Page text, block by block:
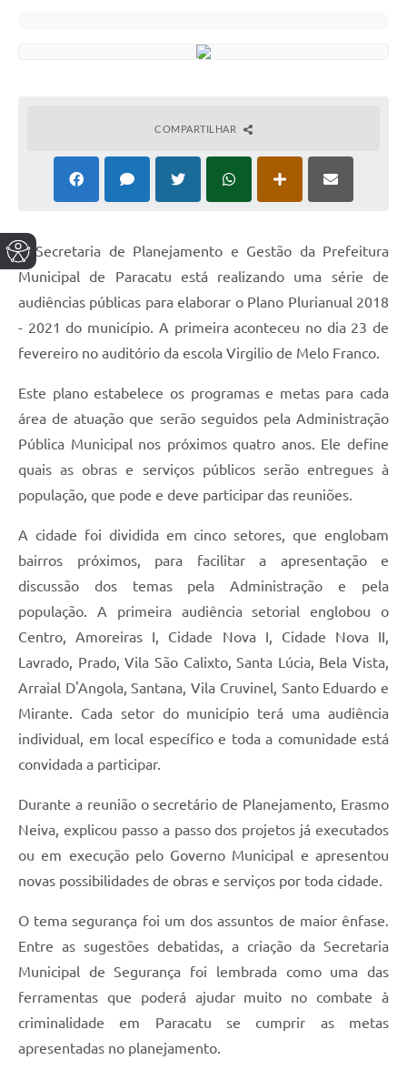
COMPARTILHAR
A Secretaria de Planejamento e Gestão da Prefeitura
Municipal de Paracatu está realizando uma série de
audiências públicas para elaborar o Plano Plurianual 2018
- 2021 do município. A primeira aconteceu no dia 23 de
fevereiro no auditório da escola Virgilio de Melo Franco.
Este plano estabelece os programas e metas para cada
área de atuação que serão seguidos pela Administração
Pública Municipal nos próximos quatro anos. Ele define
quais as obras e serviços públicos serão entregues à
população, que pode e deve participar das reuniões.
A cidade foi dividida em cinco setores, que englobam
bairros próximos, para facilitar a apresentação e
discussão dos temas pela Administração e pela
população. A primeira audiência setorial englobou o
Centro, Amoreiras I, Cidade Nova I, Cidade Nova II,
Lavrado, Prado, Vila São Calixto, Santa Lúcia, Bela Vista,
Arraial D'Angola, Santana, Vila Cruvinel, Santo Eduardo e
Mirante. Cada setor do município terá uma audiência
individual, em local específico e toda a comunidade está
convidada a participar.
Durante a reunião o secretário de Planejamento, Erasmo
Neiva, explicou passo a passo dos projetos já executados
ou em execução pelo Governo Municipal e apresentou
novas possibilidades de obras e serviços por toda cidade.
O tema segurança foi um dos assuntos de maior ênfase.
Entre as sugestões debatidas, a criação da Secretaria
Municipal de Segurança foi lembrada como uma das
ferramentas que poderá ajudar muito no combate à
criminalidade em Paracatu se cumprir as metas
apresentadas no planejamento.